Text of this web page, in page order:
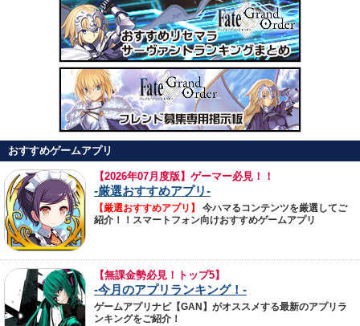
おすすめゲームアプリ
【2026年07月度版】ゲーマー必見！！
-厳選おすすめアプリ-
【厳選おすすめアプリ】
今ハマるコンテンツを厳選してご
紹介！！スマートフォン向けおすすめゲームアプリ
【無課金勢必見！トップ5】
-今月のアプリランキング！-
ゲームアプリナビ【GAN】がオススメする最新のアプリラ
ンキングをご紹介！